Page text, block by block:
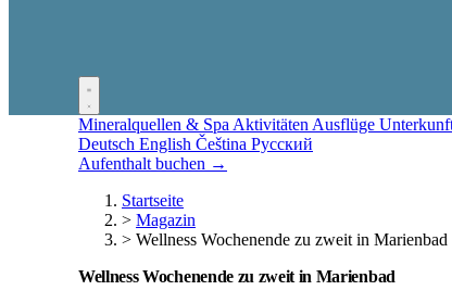
Mineralquellen & Spa Aktivitäten Ausflüge
Deutsch English Čeština Русский
Aufenthalt buchen →
Startseite
> Magazin
> Wellness Wochenende zu zweit in Marienbad
Wellness Wochenende zu zweit in Marienbad